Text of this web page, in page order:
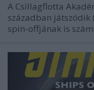
A Csillagflotta
században játszódik
spin-offjának is